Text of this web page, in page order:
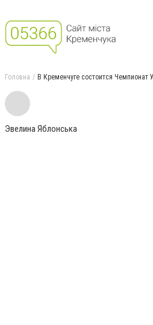
Головна В Кременчуге состоится Чемпионат
Эвелина Яблонська